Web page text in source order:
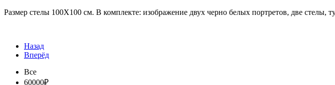
Размер стелы 100Х100 см. В комплекте: изображение двух черно белых портретов, две стелы,
Назад
Вперёд
Все
60000₽